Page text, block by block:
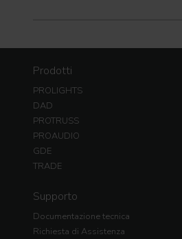
Prodotti
PROLIGHTS
DAD
PROTRUSS
PROAUDIO
GDE
TRADE
Supporto
Documentazione tecnica
Richiesta di Assistenza